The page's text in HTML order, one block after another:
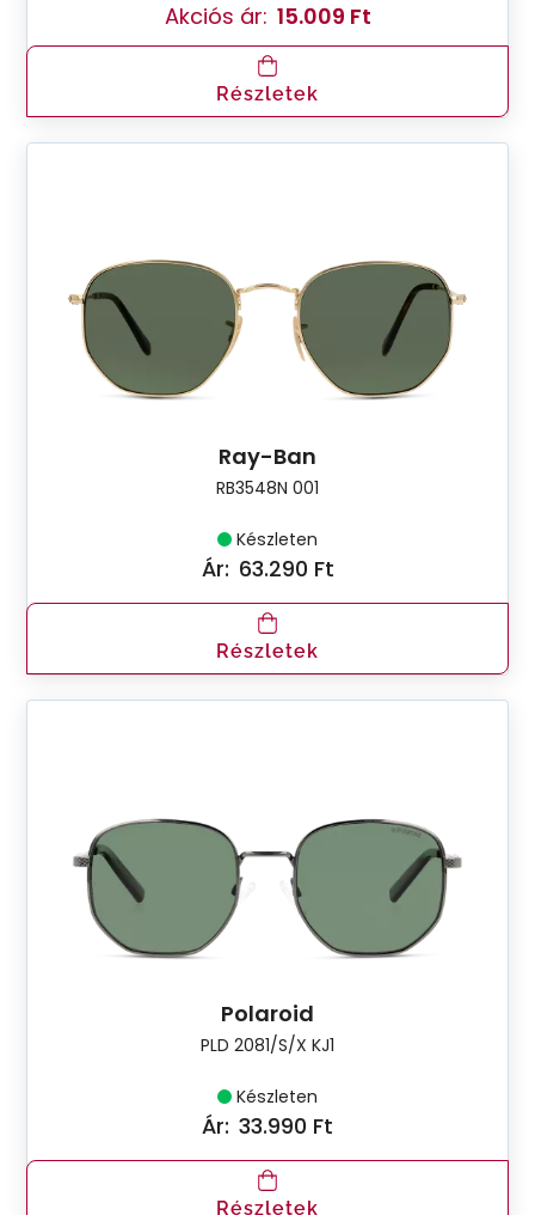
Akciós ár: 15.009 Ft
Részletek
Ray-Ban
RB3548N 001
Készleten
Ár: 63.290 Ft
Részletek
Polaroid
PLD 2081/S/X KJ1
Készleten
Ár: 33.990 Ft
Részletek